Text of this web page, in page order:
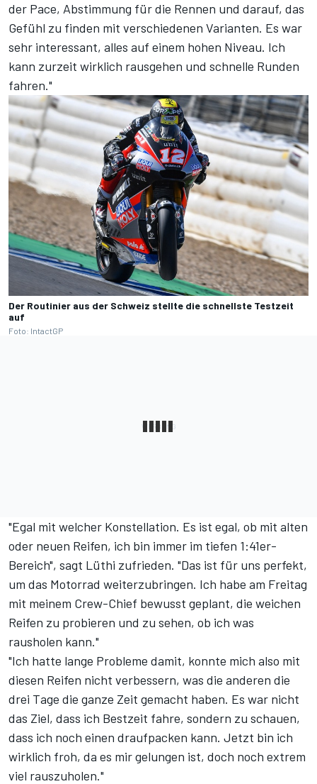
der Pace, Abstimmung für die Rennen und darauf, das
Gefühl zu finden mit verschiedenen Varianten. Es war
sehr interessant, alles auf einem hohen Niveau. Ich
kann zurzeit wirklich rausgehen und schnelle Runden
fahren."
Der Routinier aus der Schweiz stellte die schnellste Testzeit
auf
Foto: IntactGP
"Egal mit welcher Konstellation. Es ist egal, ob mit alten
oder neuen Reifen, ich bin immer im tiefen 1:41er-
Bereich", sagt Lüthi zufrieden. "Das ist für uns perfekt,
um das Motorrad weiterzubringen. Ich habe am Freitag
mit meinem Crew-Chief bewusst geplant, die weichen
Reifen zu probieren und zu sehen, ob ich was
rausholen kann."
"Ich hatte lange Probleme damit, konnte mich also mit
diesen Reifen nicht verbessern, was die anderen die
drei Tage die ganze Zeit gemacht haben. Es war nicht
das Ziel, dass ich Bestzeit fahre, sondern zu schauen,
dass ich noch einen draufpacken kann. Jetzt bin ich
wirklich froh, da es mir gelungen ist, doch noch extrem
viel rauszuholen."